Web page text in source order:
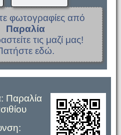
φωτογραφίες από
Παραλία
τις μαζί μας!
εδώ.
Παραλία